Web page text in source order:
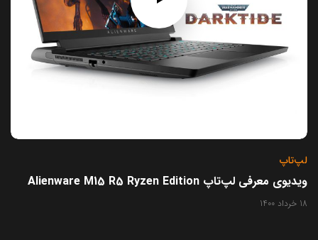
لپ‌تاپ
ویدیوی معرفی لپ‌تاپ Alienware M15 R5 Ryzen Edition
18 خرداد 1400